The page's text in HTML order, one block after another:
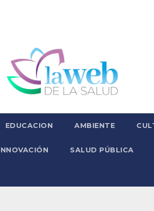
EDUCACION AMBIENTE
SALUD PÚBLICA